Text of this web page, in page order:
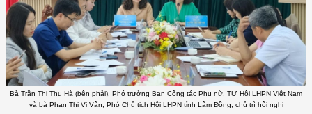
Bà Trần Thị Thu Hà (bên phải), Phó trưởng Ban Công tác Phụ nữ, TƯ Hội LHPN Việt Nam
và bà Phan Thị Vi Vân, Phó Chủ tịch Hội LHPN tỉnh Lâm Đồng, chủ trì hội nghị